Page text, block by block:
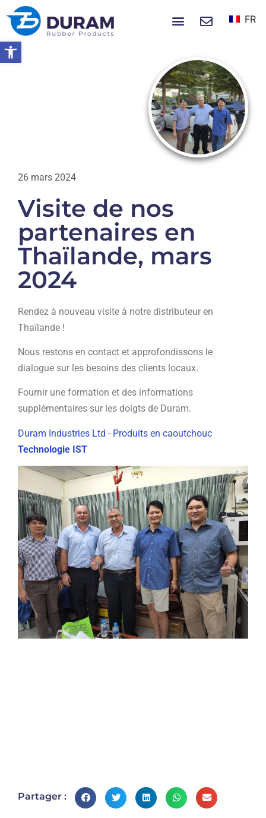
Ouvrir la barre d’outils
FR
26 mars 2024
Visite de nos
partenaires en
Thaïlande, mars
2024
Rendez à nouveau visite à notre distributeur en
Thaïlande !
Nous restons en contact et approfondissons le
dialogue sur les besoins des clients locaux.
Fournir une formation et des informations
supplémentaires sur les doigts de Duram.
Duram Industries Ltd - Produits en caoutchouc
Technologie IST
Partager :